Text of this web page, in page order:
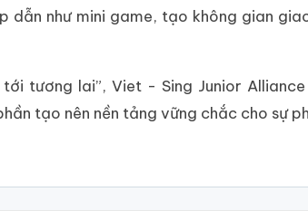
như mini game, tạo không gian
tương lai”, Viet - Sing Junior
tạo nên nền tảng vững chắc cho sự